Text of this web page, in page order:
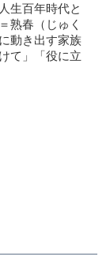
生百年時代と
熟春（じゅく
動き出す家族
て」「役に立